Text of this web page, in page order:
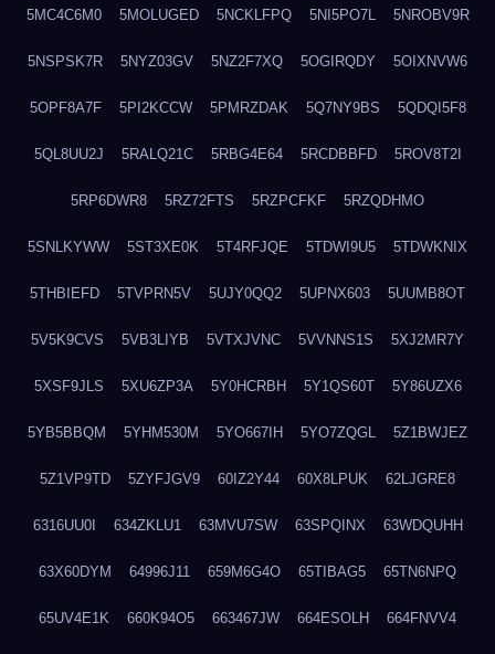
5MC4C6M0 5MOLUGED 5NCKLFPQ 5NI5PO7L 5NROBV9R
5NSPSK7R 5NYZ03GV 5NZ2F7XQ 5OGIRQDY 5OIXNVW6
5OPF8A7F 5PI2KCCW 5PMRZDAK 5Q7NY9BS 5QDQI5F8
5QL8UU2J 5RALQ21C 5RBG4E64 5RCDBBFD 5ROV8T2I
5RP6DWR8 5RZ72FTS 5RZPCFKF 5RZQDHMO
5SNLKYWW 5ST3XE0K 5T4RFJQE 5TDWI9U5 5TDWKNIX
5THBIEFD 5TVPRN5V 5UJY0QQ2 5UPNX603 5UUMB8OT
5V5K9CVS 5VB3LIYB 5VTXJVNC 5VVNNS1S 5XJ2MR7Y
5XSF9JLS 5XU6ZP3A 5Y0HCRBH 5Y1QS60T 5Y86UZX6
5YB5BBQM 5YHM530M 5YO667IH 5YO7ZQGL 5Z1BWJEZ
5Z1VP9TD 5ZYFJGV9 60IZ2Y44 60X8LPUK 62LJGRE8
6316UU0I 634ZKLU1 63MVU7SW 63SPQINX 63WDQUHH
63X60DYM 64996J11 659M6G4O 65TIBAG5 65TN6NPQ
65UV4E1K 660K94O5 663467JW 664ESOLH 664FNVV4